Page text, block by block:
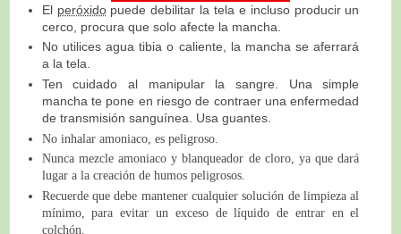
El peróxidopuede debilitar la tela e incluso producir un
cerco, procura que solo afecte la mancha.
No utilices agua tibia o caliente, la mancha se aferrará
a la tela.
Ten cuidado al manipular la sangre. Una simple
mancha te pone en riesgo de contraer una enfermedad
de transmisión sanguínea. Usa guantes.
No inhalar amoniaco, es peligroso.
Nunca mezcle amoniaco y blanqueador de cloro, ya que dará
lugar a la creación de humos peligrosos.
Recuerde que debe mantener cualquier solución de limpieza al
mínimo, para evitar un exceso de líquido de entrar en el
colchón.